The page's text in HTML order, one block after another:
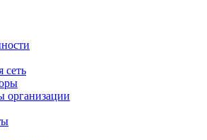
сеть
организации